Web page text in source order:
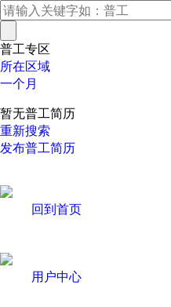
普工专区
所在区域
一个月
暂无普工简历
重新搜索
发布普工简历
回到首页
用户中心